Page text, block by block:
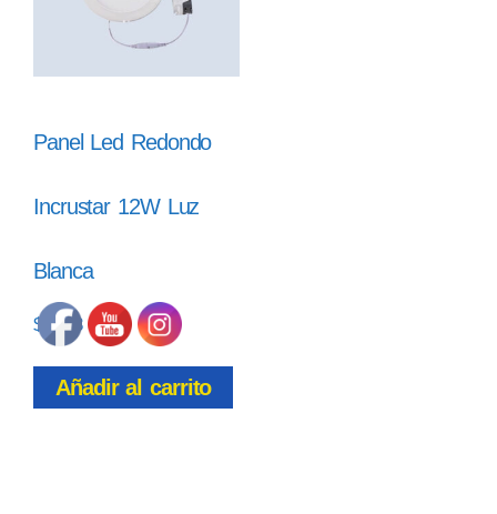
Panel Led Redondo
Incrustar 12W Luz
Blanca
$ 9.163
Añadir al carrito